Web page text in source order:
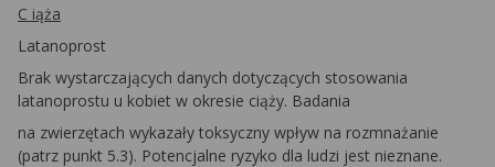
C iąża
Latanoprost
Brak wystarczających danych dotyczących stosowania
latanoprostu u kobiet w okresie ciąży. Badania
na zwierzętach wykazały toksyczny wpływ na rozmnażanie
(patrz punkt 5.3). Potencjalne ryzyko dla ludzi jest nieznane.